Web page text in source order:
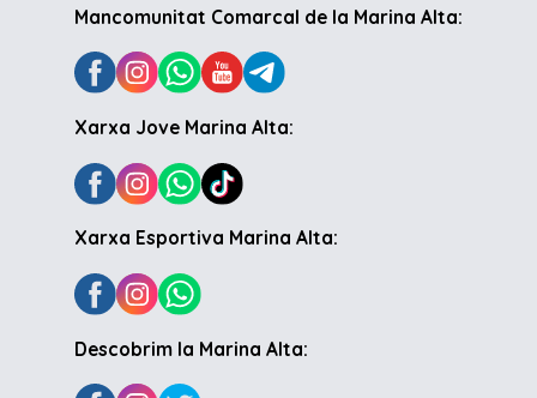
Mancomunitat Comarcal de la Marina Alta:
Xarxa Jove Marina Alta:
Xarxa Esportiva Marina Alta:
Descobrim la Marina Alta: